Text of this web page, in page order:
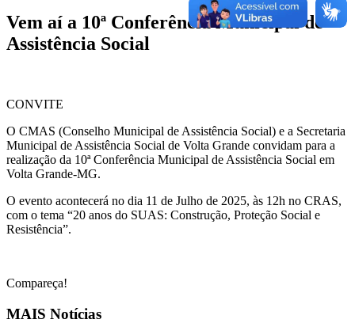
Vem aí a 10ª Conferência Municipal de
Assistência Social
CONVITE
O CMAS (Conselho Municipal de Assistência Social) e a Secretaria
Municipal de Assistência Social de Volta Grande convidam para a
realização da 10ª Conferência Municipal de Assistência Social em
Volta Grande-MG.
O evento acontecerá no dia 11 de Julho de 2025, às 12h no CRAS,
com o tema “20 anos do SUAS: Construção, Proteção Social e
Resistência”.
Compareça!
MAIS Notícias